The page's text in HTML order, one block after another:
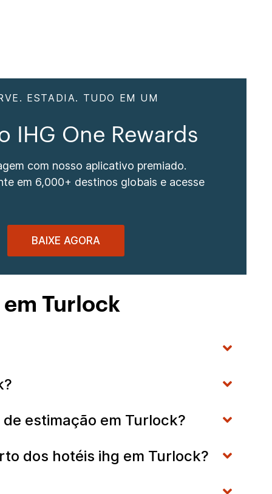
ESTADIA. TUDO EM UM
IHG One Rewards
com nosso aplicativo premiado.
em 6,000+ destinos globais e acesse
BAIXE AGORA
Turlock
estimação em Turlock?
dos hotéis ihg em Turlock?